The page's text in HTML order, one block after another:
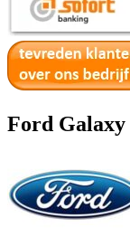
Ford Galaxy